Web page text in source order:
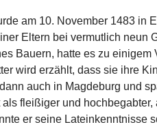
am 10. November 1483 in
Eltern bei vermutlich neun
Bauern, hatte es zu
wird erzählt, dass sie ihre
auch in Magdeburg und
fleißiger und hochbegabter,
er seine Lateinkenntnisse